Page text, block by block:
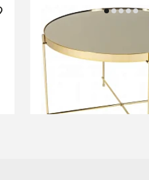
19 790 ₽
Приставной столик
0.38x0.63x0.63м
СООБЩИТЬ О
Временно отсутствует